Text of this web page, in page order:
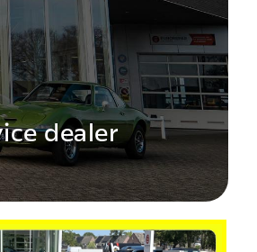
dealer